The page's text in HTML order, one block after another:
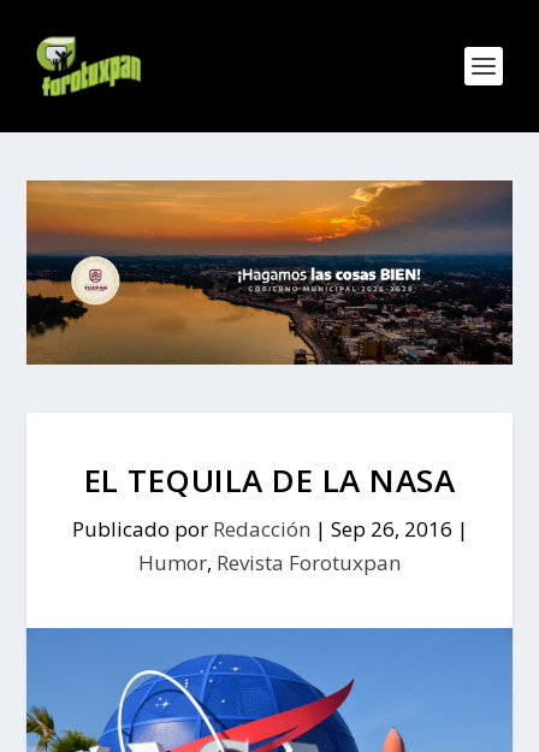
EL TEQUILA DE LA NASA
Publicado por Redacción | Sep 26, 2016 |
Humor, Revista Forotuxpan